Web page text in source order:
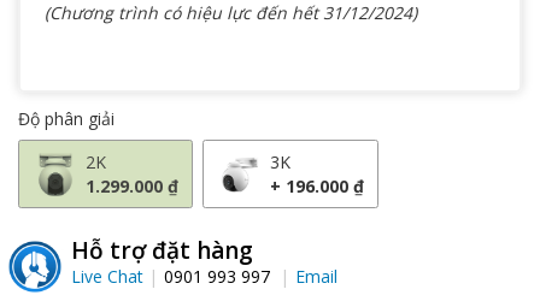
(Chương trình có hiệu lực đến hết 31/12/2024)
Độ phân giải
2K
1.299.000 ₫
3K
+ 196.000 ₫
Hỗ trợ đặt hàng
Live Chat 0901 993 997 Email